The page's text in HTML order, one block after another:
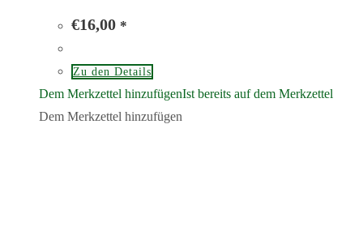
€16,00 *
Zu den Details
Dem Merkzettel hinzufügenIst bereits auf dem Merkzettel
Dem Merkzettel hinzufügen